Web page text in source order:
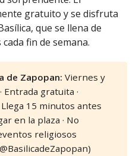
gratuito y se disfruta
que se llena de
fin de semana.
de Zapopan: Viernes y
Entrada gratuita ·
15 minutos antes
en la plaza · No
religiosos